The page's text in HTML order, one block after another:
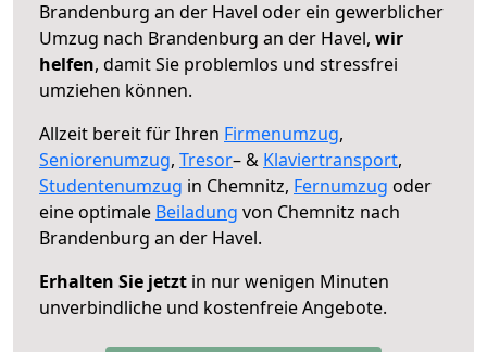
Brandenburg an der Havel oder ein gewerblicher
Umzug nach Brandenburg an der Havel, wir
helfen, damit Sie problemlos und stressfrei
umziehen können.
Allzeit bereit für Ihren Firmenumzug,
Seniorenumzug, Tresor– & Klaviertransport,
Studentenumzug in Chemnitz, Fernumzug oder
eine optimale Beiladung von Chemnitz nach
Brandenburg an der Havel.
Erhalten Sie jetzt in nur wenigen Minuten
unverbindliche und kostenfreie Angebote.